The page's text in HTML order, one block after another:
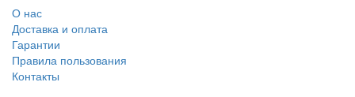
О нас
Доставка и оплата
Гарантии
Правила пользования
Контакты